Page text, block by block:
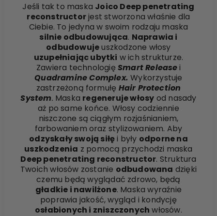
Jeśli tak to maska Joico Deep penetrating
reconstructorjest stworzona właśnie dla
Ciebie. To jedyna w swoim rodzaju maska
silnie odbudowująca. Naprawia i
odbudowujeuszkodzone włosy
uzupełniając ubytki w ich strukturze.
Zawiera technologię Smart Releasei
Quadramine Complex.Wykorzystuje
zastrzeżoną formułę Hair Protection
System. Maska regeneruje włosy od nasady
aż po same końce. Włosy codziennie
niszczone są ciągłym rozjaśnianiem,
farbowaniem oraz stylizowaniem. Aby
odzyskały swoją siłęi były odporne na
uszkodzenia z pomocą przychodzi maska
Deep penetrating reconstructor. Struktura
Twoich włosów zostanie odbudowana dzięki
czemu będą wyglądać zdrowo, będą
gładkie i nawilżone. Maska wyraźnie
poprawia jakość, wygląd i kondycję
osłabionych i zniszczonych włosów.